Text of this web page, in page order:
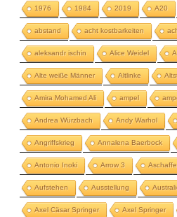
1976 1984 2019 A20
abstand acht kostbarkeiten
aleksandr ischin Alice Weidel
Alte weiße Männer Altlinke
Amira Mohamed Ali ampel
Andrea Würzbach Andy Warhol
Angriffskrieg Annalena Baerbock
Antonio Inoki Arrow 3
Aufstehen Ausstellung
Axel Cäsar Springer Axel Springer